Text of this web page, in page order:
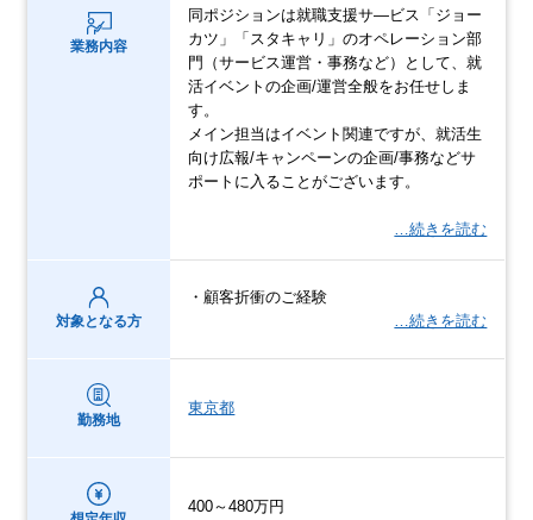
業務内容
同ポジションは就職支援サ―ビス「ジョー
カツ」「スタキャリ」のオペレーション部
門（サービス運営・事務など）として、就
活イベントの企画/運営全般をお任せしま
す。
メイン担当はイベント関連ですが、就活生
向け広報/キャンペーンの企画/事務などサ
ポートに入ることがございます。
…続きを読む
対象となる方
・顧客折衝のご経験
…続きを読む
勤務地
東京都
400～480万円